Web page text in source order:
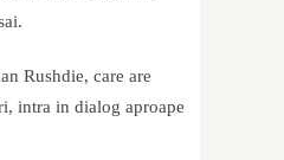
Rushdie, care are
intra in dialog aproape